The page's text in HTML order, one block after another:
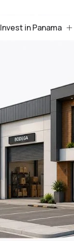
Invest in Panama